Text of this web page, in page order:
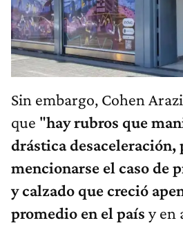
Sin embargo, Cohen
que "hay rubros que
drástica desaceleración,
mencionarse el caso de
y calzado que creció
promedio en el país y en